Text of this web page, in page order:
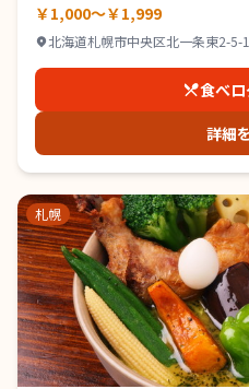
￥1,000～￥1,999
北海道札幌市中央区北一条東2-5-
食べ
詳細
札幌